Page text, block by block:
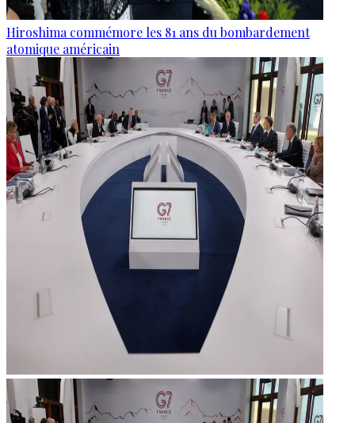
Hiroshima commémore les 81 ans du bombardement
atomique américain